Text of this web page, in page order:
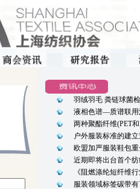
羽绒羽毛 粪链球菌
液相色谱—质谱联用
两种聚酯纤维(PET
户外服装标准的建
欧盟加严服装鞋包
近期即将出台首个
《阻燃涤纶短纤维
服装领域标签碳带